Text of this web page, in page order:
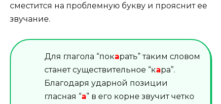
сместится на проблемную букву и прояснит ее
звучание.
Для глагола “покарать” таким словом
станет существительное “кара”.
Благодаря ударной позиции
гласная “а” в его корне звучит четко